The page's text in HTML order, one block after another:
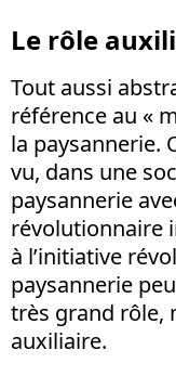
Le rôle
Tout aussi
référence au «
la paysannerie.
vu, dans une
paysannerie
révolutionnaire
à l’initiative
paysannerie
très grand rôle,
auxiliaire.